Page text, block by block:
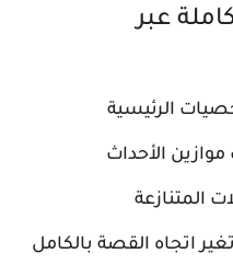
عبر
الرئيسية
الأحداث
المتنازعة
اتجاه القصة بالكامل